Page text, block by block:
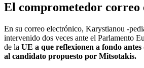
El comprometedor correo
En su correo electrónico, Karystianou -
intervenido dos veces ante el Parlamento
de la UE a que reflexionen a fondo
al candidato propuesto por Mitsotakis.